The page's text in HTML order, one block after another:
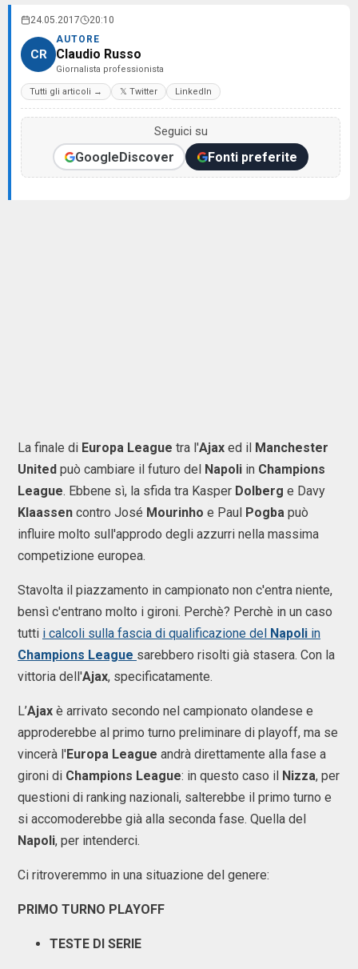
24.05.2017 20:10
CR
AUTORE
Claudio Russo
Giornalista professionista
Tutti gli articoli → 𝕏 Twitter LinkedIn
Seguici su
GoogleDiscover Fonti preferite
La finale di Europa League tra l'Ajax ed il Manchester
United può cambiare il futuro del Napoli in Champions
League. Ebbene sì, la sfida tra Kasper Dolberg e Davy
Klaassen contro José Mourinho e Paul Pogba può
influire molto sull'approdo degli azzurri nella massima
competizione europea.
Stavolta il piazzamento in campionato non c'entra niente,
bensì c'entrano molto i gironi. Perchè? Perchè in un caso
tutti i calcoli sulla fascia di qualificazione del Napoli in
Champions League sarebbero risolti già stasera. Con la
vittoria dell'Ajax, specificatamente.
L’Ajax è arrivato secondo nel campionato olandese e
approderebbe al primo turno preliminare di playoff, ma se
vincerà l'Europa League andrà direttamente alla fase a
gironi di Champions League: in questo caso il Nizza, per
questioni di ranking nazionali, salterebbe il primo turno e
si accomoderebbe già alla seconda fase. Quella del
Napoli, per intenderci.
Ci ritroveremmo in una situazione del genere:
PRIMO TURNO PLAYOFF
TESTE DI SERIE